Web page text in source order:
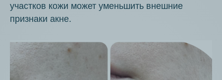
участков кожи может уменьшить внешние
признаки акне.